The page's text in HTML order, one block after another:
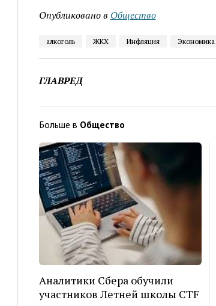
Опубликовано в Общество
алкоголь ЖКХ Инфляция Экономика
ГЛАВРЕД
Больше в Общество
Аналитики Сбера обучили
участников Летней школы CTF